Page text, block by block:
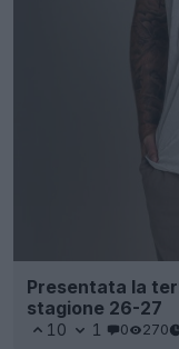
Presentata la
stagione 26-27
10 1 0 270